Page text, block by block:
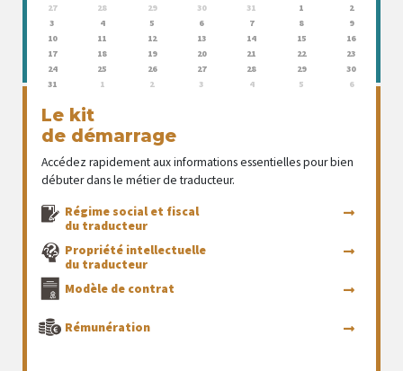
27 28 29 30 31 1
2
3
4 5 6 7 8
9
10
11 12 13 14 15
16
17
18 19 20 21 22
23
24
25 26 27 28 29
30
31
1 2 3 4 5 6
Le kit
de démarrage
Accédez rapidement aux informations essentielles pour bien
débuter dans le métier de traducteur.
Régime social et fiscal
du traducteur
Propriété intellectuelle
du traducteur
Modèle de contrat
Rémunération